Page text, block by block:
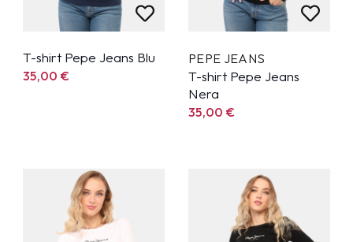
T-shirt Pepe Jeans Blu
35,00€
PEPE JEANS
T-shirt Pepe Jeans
Nera
35,00€